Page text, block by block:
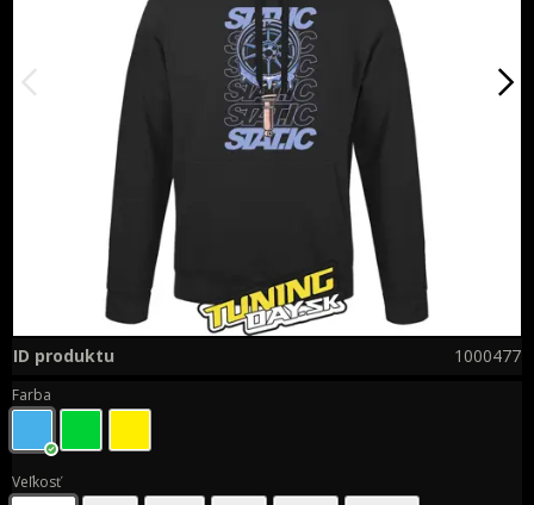
ID produktu 1000477
Farba
Veľkosť